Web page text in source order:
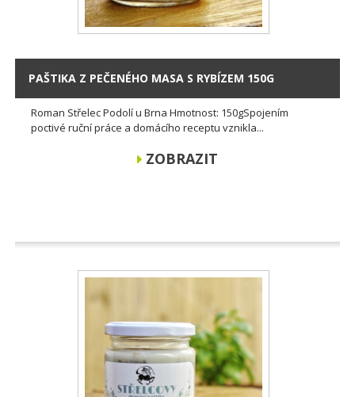
PAŠTIKA Z PEČENÉHO MASA S RYBÍZEM 150G
Roman Střelec Podolí u Brna Hmotnost: 150gSpojením
poctivé ruční práce a domácího receptu vznikla...
ZOBRAZIT